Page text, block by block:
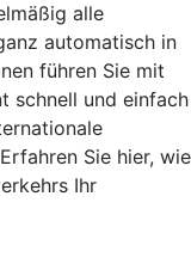
alle
automatisch in
führen Sie mit
schnell und einfach
Sie hier, wie
Ihr